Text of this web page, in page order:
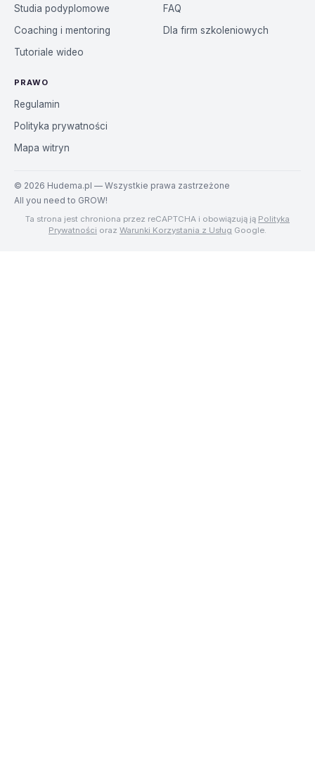
Studia podyplomowe
Coaching i mentoring
Tutoriale wideo
FAQ
Dla firm szkoleniowych
PRAWO
Regulamin
Polityka prywatności
Mapa witryn
© 2026 Hudema.pl — Wszystkie prawa zastrzeżone
All you need to GROW!
Ta strona jest chroniona przez reCAPTCHA i obowiązują ją Polityka
Prywatności oraz Warunki Korzystania z Usług Google.